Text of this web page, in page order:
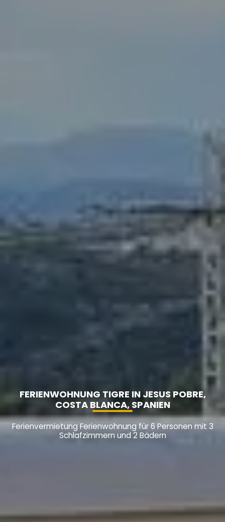
FERIENWOHNUNG TIGRE IN JESUS POBRE,
COSTA BLANCA, SPANIEN
Ferienvermietung Ferienwohnung für 6 Personen mit 3
Schlafzimmern und 2 Bädern